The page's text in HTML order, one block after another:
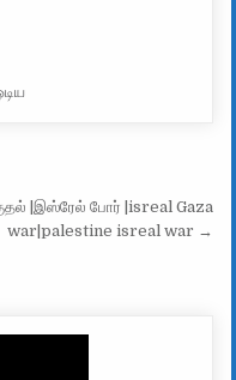
|இஸ்ரேல் போர் |isreal Gaza
war|palestine isreal war →